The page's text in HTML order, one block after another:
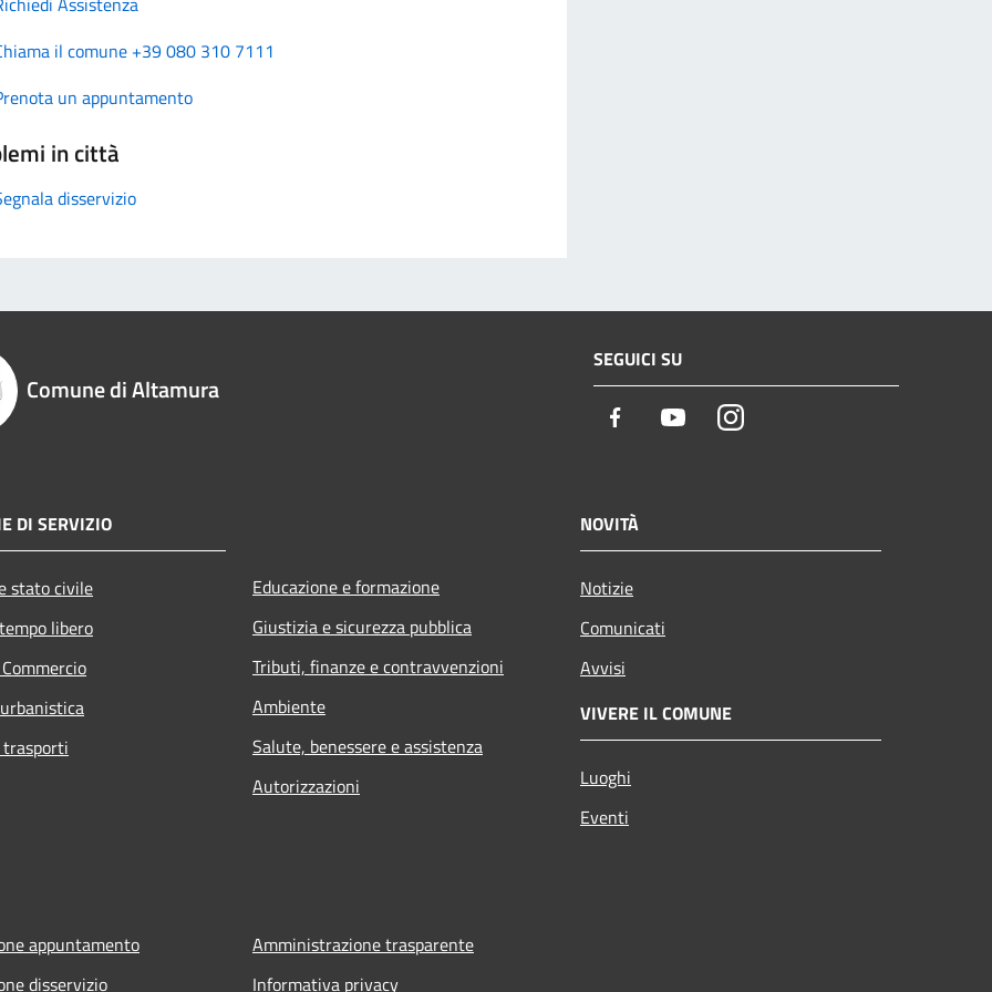
il comune +39 080 310 7111
un appuntamento
in città
disservizio
Comune di Altamura
SEGUICI SU
Facebook YoutubeInstagram
DI SERVIZIO
stato civile
libero
Educazione e formazione
Giustizia e sicurezza pubblica
Tributi, finanze e contravvenzioni
Ambiente
Salute, benessere e assistenza
Autorizzazioni
NOVITÀ
Notizie
Comunicati
Avvisi
VIVERE IL COMUNE
Luoghi
Eventi
appuntamento
disservizio
Amministrazione trasparente
Informativa privacy